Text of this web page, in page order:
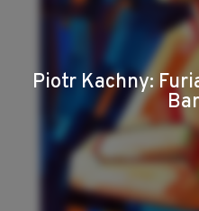
Piotr Kachny: